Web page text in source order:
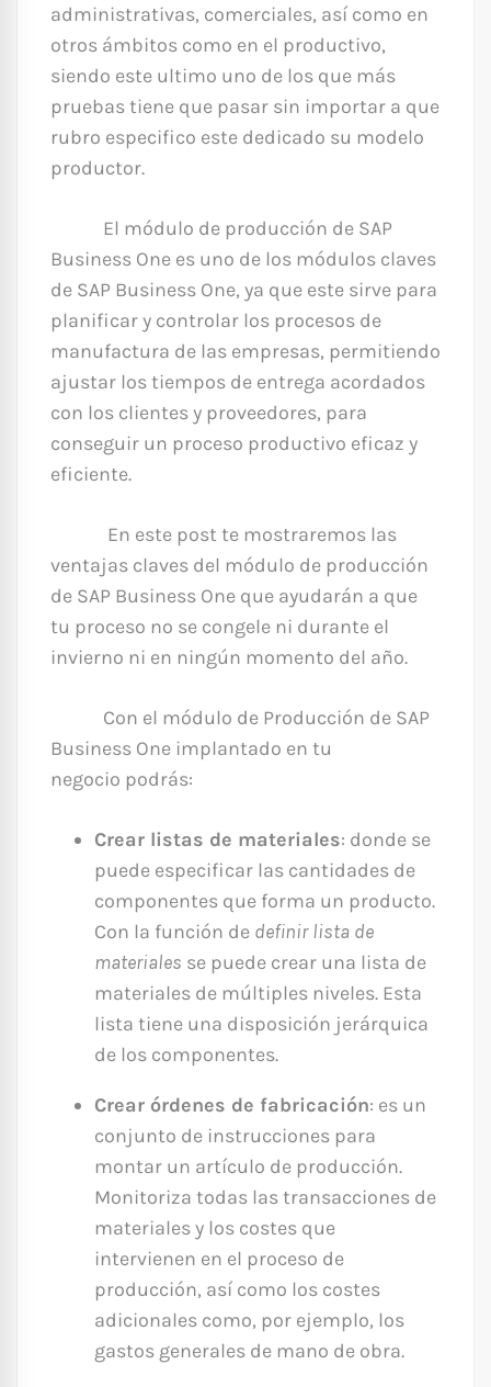
administrativas, comerciales, así como en
otros ámbitos como en el productivo,
siendo este ultimo uno de los que más
pruebas tiene que pasar sin importar a que
rubro especifico este dedicado su modelo
productor.
El módulo de producción de SAP
Business One es uno de los módulos claves
de SAP Business One, ya que este sirve para
planificar y controlar los procesos de
manufactura de las empresas, permitiendo
ajustar los tiempos de entrega acordados
con los clientes y proveedores, para
conseguir un proceso productivo eficaz y
eficiente.
En este post te mostraremos las
ventajas claves del módulo de producción
de SAP Business One que ayudarán a que
tu proceso no se congele ni durante el
invierno ni en ningún momento del año.
Con el módulo de Producción de SAP
Business One implantado en tu
negocio podrás:
Crear listas de materiales: donde se
puede especificar las cantidades de
componentes que forma un producto.
Con la función de definir lista de
materiales se puede crear una lista de
materiales de múltiples niveles. Esta
lista tiene una disposición jerárquica
de los componentes.
Crear órdenes de fabricación: es un
conjunto de instrucciones para
montar un artículo de producción.
Monitoriza todas las transacciones de
materiales y los costes que
intervienen en el proceso de
producción, así como los costes
adicionales como, por ejemplo, los
gastos generales de mano de obra.